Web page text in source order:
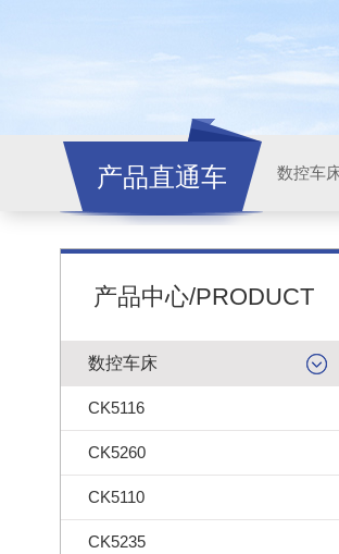
产品直通车
产品中心/PRODUCT
数控车床
CK5116
CK5260
CK5110
CK5235